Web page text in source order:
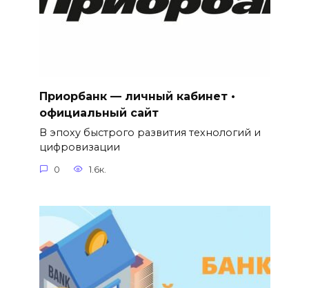
Приорбанк — личный кабинет •
официальный сайт
В эпоху быстрого развития технологий и
цифровизации
0 1.6к.